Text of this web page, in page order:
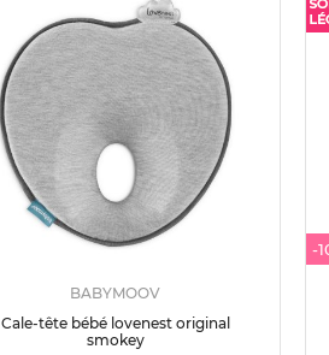
BABYMOOV
Cale-tête bébé lovenest original
smokey
-